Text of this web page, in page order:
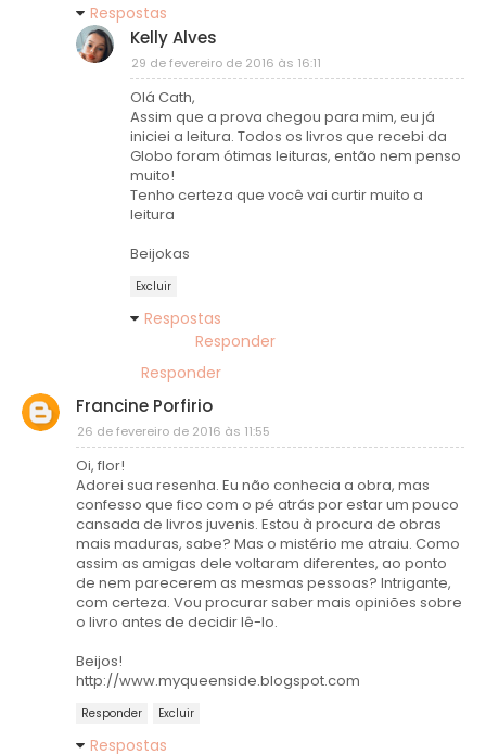
Respostas
Kelly Alves
29 de fevereiro de 2016 às 16:11
Olá Cath,
Assim que a prova chegou para mim, eu já
iniciei a leitura. Todos os livros que recebi da
Globo foram ótimas leituras, então nem penso
muito!
Tenho certeza que você vai curtir muito a
leitura
Beijokas
Excluir
Respostas
Responder
Responder
Francine Porfirio
26 de fevereiro de 2016 às 11:55
Oi, flor!
Adorei sua resenha. Eu não conhecia a obra, mas
confesso que fico com o pé atrás por estar um pouco
cansada de livros juvenis. Estou à procura de obras
mais maduras, sabe? Mas o mistério me atraiu. Como
assim as amigas dele voltaram diferentes, ao ponto
de nem parecerem as mesmas pessoas? Intrigante,
com certeza. Vou procurar saber mais opiniões sobre
o livro antes de decidir lê-lo.
Beijos!
http://www.myqueenside.blogspot.com
Responder Excluir
Respostas